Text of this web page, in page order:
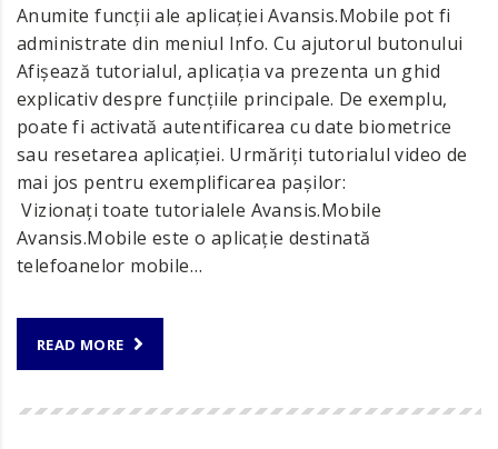
Anumite funcții ale aplicației Avansis.Mobile pot fi
administrate din meniul Info. Cu ajutorul butonului
Afișează tutorialul, aplicația va prezenta un ghid
explicativ despre funcțiile principale. De exemplu,
poate fi activată autentificarea cu date biometrice
sau resetarea aplicației. Urmăriți tutorialul video de
mai jos pentru exemplificarea pașilor:
Vizionați toate tutorialele Avansis.Mobile
Avansis.Mobile este o aplicație destinată
telefoanelor mobile…
READ MORE